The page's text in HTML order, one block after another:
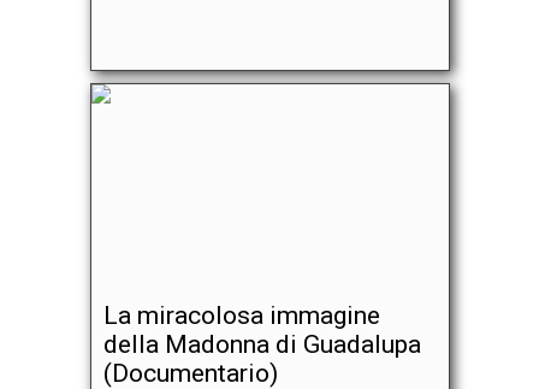
La miracolosa immagine
della Madonna di Guadalupa
(Documentario)